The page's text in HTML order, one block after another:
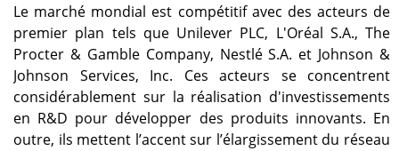
Le marché mondial est compétitif avec des acteurs de
premier plan tels que Unilever PLC, L'Oréal S.A., The
Procter & Gamble Company, Nestlé S.A. et Johnson &
Johnson Services, Inc. Ces acteurs se concentrent
considérablement sur la réalisation d'investissements
en R&D pour développer des produits innovants. En
outre, ils mettent l’accent sur l’élargissement du réseau